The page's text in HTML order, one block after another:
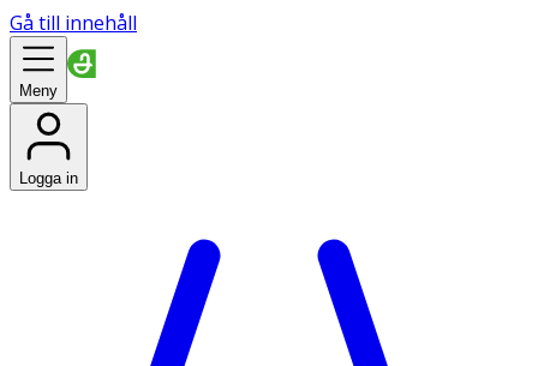
Gå till innehåll
Meny
Logga in